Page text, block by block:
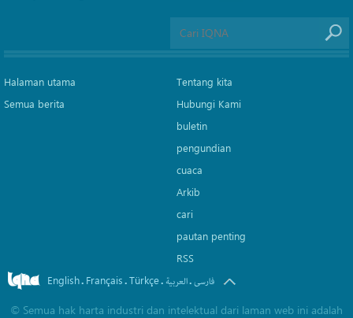
Halaman utama
Semua berita
Tentang kita
Hubungi Kami
buletin
pengundian
cuaca
Arkib
cari
pautan penting
RSS
English. Français.Türkçe. العربیة.فارسی
© Semua hak harta industri dan intelektual dari laman web ini adalah